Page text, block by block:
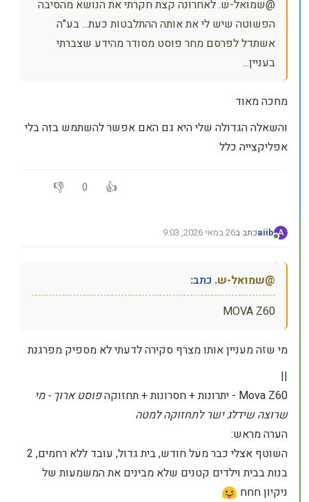
@שמואל-ש. לאחרונה קצת חקרתי את הנושא מהסיבה
הפשוטה שיש לי את אותה ההתלבטות כעת... בע"ה
אשתדל לפרסם מחר פוסט מסודר מהידע שצברתי
בעניין...
מחכה מאוד
והשאלה הגדולה שלי היא גם האם אפשר להשתמש בזה בלי
אפליקצייה כלל
0
A
מנותק
aiibכתב ב26 במאי 2026, 9:03
נערך לאחרונה על ידי aiib
@שמואל-ש. כתב:
MOVA Z60
מי שזה מעניין אותו מצרף סקירה לדעתי לא מספיק מפרגנת
||
Mova Z60 - יתרונות + חסרונות + תחזוקה
פוסט ארוך - מי
שרוצה שידלג ישר לתחזוקה למטה
הערה מראש:
השוטף אצלי כבר מעל חודש, בית גדול, עובד ללא רחמים, 2
בנות בבית וילדים קטנים שלא מבינים את המשמעות של
ניקיון חחח